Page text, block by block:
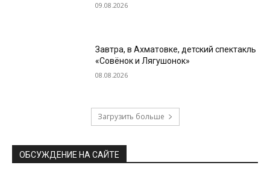
09.08.2026
Завтра, в Ахматовке, детский спектакль
«Совёнок и Лягушонок»
08.08.2026
Загрузить больше
ОБСУЖДЕНИЕ НА САЙТЕ